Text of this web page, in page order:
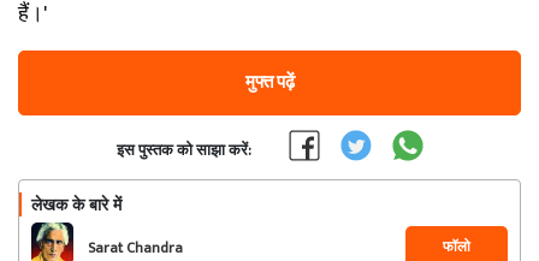
हैं।'
मुफ्त पढ़ें
इस पुस्तक को साझा करें:
लेखक के बारे में
Sarat Chandra
फॉलो